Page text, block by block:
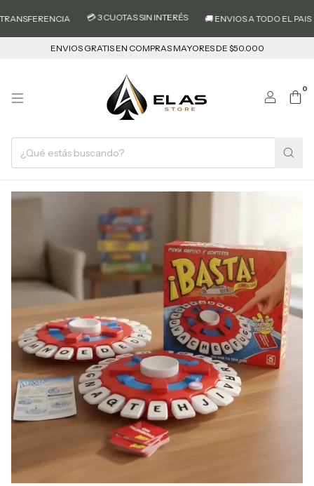
💳 3 CUOTAS SIN INTERÉS 🚚 ENVIOS A TODO EL PAIS
ENVIOS GRATIS EN COMPRAS MAYORES DE $50.000
0